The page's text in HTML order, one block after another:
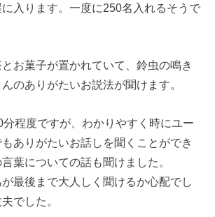
入ります。一度に250名入れるそうで
お菓子が置かれていて、鈴虫の鳴き
のありがたいお説法が聞けます。
程度ですが、わかりやすく時にユー
ありがたいお話しを聞くことができ
葉についての話も聞けました。
最後まで大人しく聞けるか心配でし
でした。